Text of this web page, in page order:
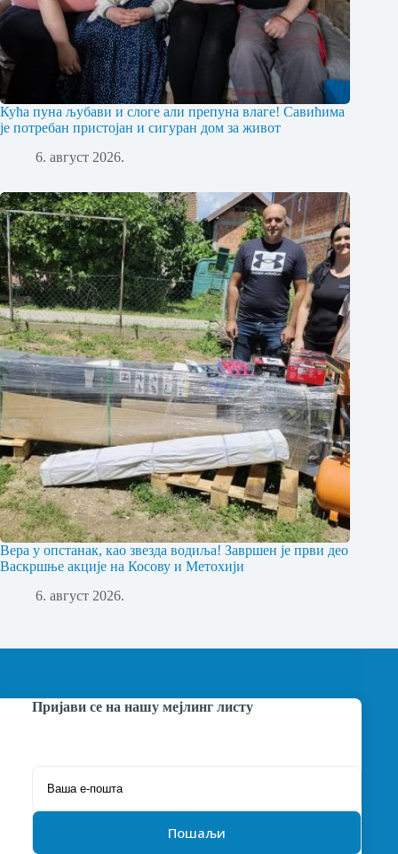
Кућа пуна љубави и слоге али препуна влаге! Савићима
је потребан пристојан и сигуран дом за живот
6. август 2026.
Вера у опстанак, као звезда водиља! Завршен је први део
Васкршње акције на Косову и Метохији
6. август 2026.
Пријави се на нашу мејлинг листу